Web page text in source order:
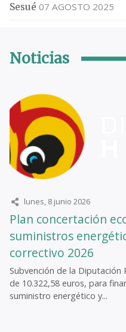
Sesué 07 AGOSTO 2025
Noticias
lunes, 8 junio 2026
Plan concertación
suministros
correctivo 2026
Subvención de la
de 10.322,58 euros, para
suministro energético y...